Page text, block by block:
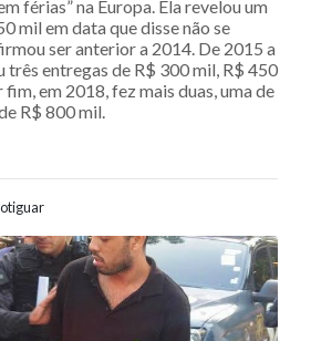
férias” na Europa. Ela revelou um
mil em data que disse não se
ser anterior a 2014. De 2015 a
três entregas de R$ 300 mil, R$ 450
em 2018, fez mais duas, uma de
R$ 800 mil.
entre posts